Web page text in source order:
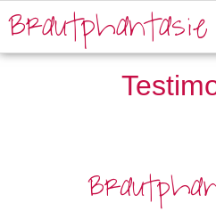
Brautphantasie